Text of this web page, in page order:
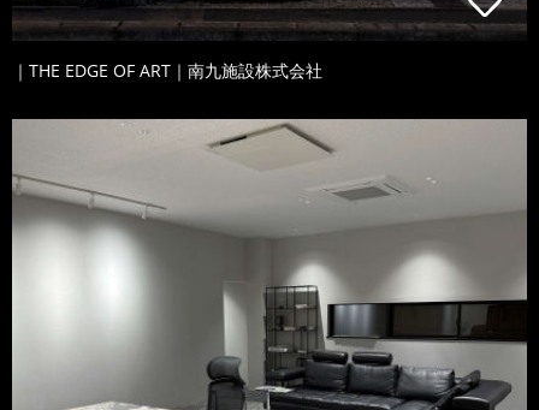
｜THE EDGE OF ART｜南九施設株式会社